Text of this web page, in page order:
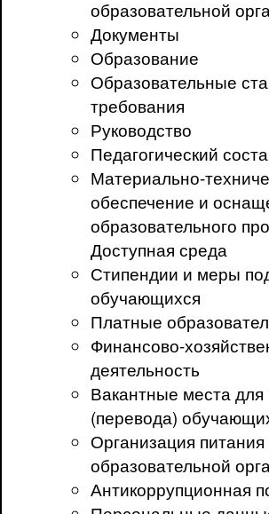
образовательной
Документы
Образование
Образовательные
требования
Руководство
Педагогический
Материально-
обеспечение и
образовательного
Доступная среда
Стипендии и меры
обучающихся
Платные
Финансово-
деятельность
Вакантные места
(перевода)
Организация питания
образовательной
Антикоррупционная